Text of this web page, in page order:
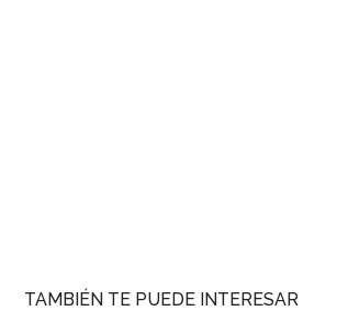
TAMBIÉN TE PUEDE INTERESAR